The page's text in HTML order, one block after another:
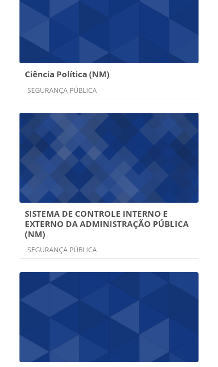
Ciência Política (NM)
Categoria do curso
SEGURANÇA PÚBLICA
SISTEMA DE CONTROLE INTERNO E
EXTERNO DA ADMINISTRAÇÃO PÚBLICA
(NM)
Categoria do curso
SEGURANÇA PÚBLICA